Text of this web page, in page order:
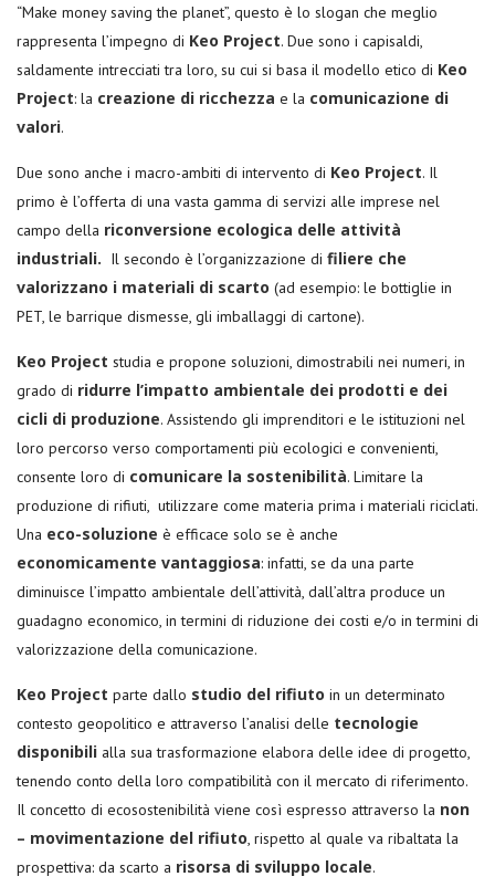
“Make money saving the planet”, questo è lo slogan che meglio
rappresenta l’impegno di Keo Project. Due sono i capisaldi,
saldamente intrecciati tra loro, su cui si basa il modello etico di Keo
Project: la creazione di ricchezza e la comunicazione di
valori.
Due sono anche i macro-ambiti di intervento di Keo Project. Il
primo è l’offerta di una vasta gamma di servizi alle imprese nel
campo della riconversione ecologica delle attività
industriali. Il secondo è l’organizzazione di filiere che
valorizzano i materiali di scarto (ad esempio: le bottiglie in
PET, le barrique dismesse, gli imballaggi di cartone).
Keo Project studia e propone soluzioni, dimostrabili nei numeri, in
grado di ridurre l’impatto ambientale dei prodotti e dei
cicli di produzione. Assistendo gli imprenditori e le istituzioni nel
loro percorso verso comportamenti più ecologici e convenienti,
consente loro di comunicare la sostenibilità. Limitare la
produzione di rifiuti, utilizzare come materia prima i materiali riciclati.
Una eco-soluzione è efficace solo se è anche
economicamente vantaggiosa: infatti, se da una parte
diminuisce l’impatto ambientale dell’attività, dall’altra produce un
guadagno economico, in termini di riduzione dei costi e/o in termini di
valorizzazione della comunicazione.
Keo Project parte dallo studio del rifiuto in un determinato
contesto geopolitico e attraverso l’analisi delle tecnologie
disponibili alla sua trasformazione elabora delle idee di progetto,
tenendo conto della loro compatibilità con il mercato di riferimento.
Il concetto di ecosostenibilità viene così espresso attraverso la non
– movimentazione del rifiuto , rispetto al quale va ribaltata la
prospettiva: da scarto a risorsa di sviluppo locale.